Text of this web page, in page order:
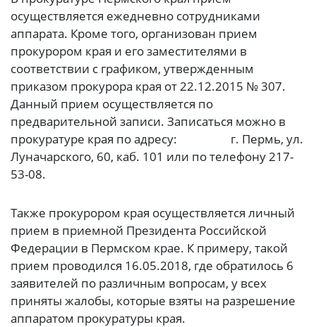
осуществляется ежедневно сотрудниками
аппарата. Кроме того, организован прием
прокурором края и его заместителями в
соответствии с графиком, утвержденным
приказом прокурора края от 22.12.2015 № 307.
Данный прием осуществляется по
предварительной записи. Записаться можно в
прокуратуре края по адресу: г. Пермь, ул.
Луначарского, 60, каб. 101 или по телефону 217-
53-08.
Также прокурором края осуществляется личный
прием в приемной Президента Российской
Федерации в Пермском крае. К примеру, такой
прием проводился 16.05.2018, где обратилось 6
заявителей по различным вопросам, у всех
приняты жалобы, которые взяты на разрешение
аппаратом прокуратуры края.